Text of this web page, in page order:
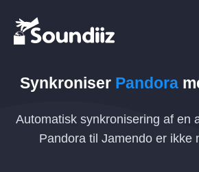
Synkroniser Pandora
Automatisk synkronisering af en
Pandora til Jamendo er ikke